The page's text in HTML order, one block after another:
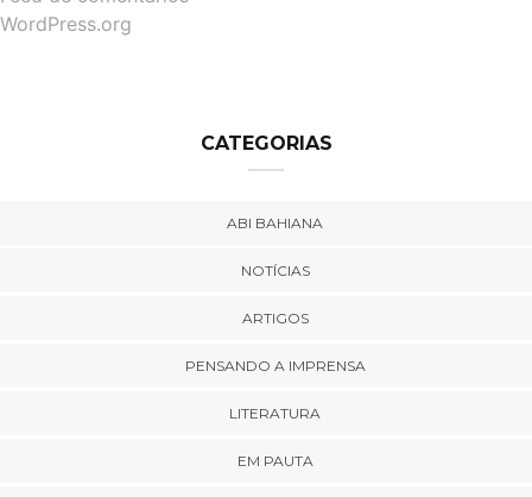
WordPress.org
CATEGORIAS
ABI BAHIANA
NOTÍCIAS
ARTIGOS
PENSANDO A IMPRENSA
LITERATURA
EM PAUTA